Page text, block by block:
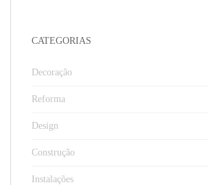
CATEGORIAS
Decoração
Reforma
Design
Construção
Instalações